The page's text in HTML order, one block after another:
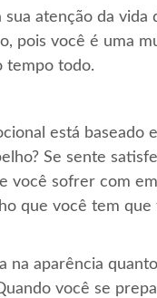
atenção da vida
pois você é uma
tempo todo.
está baseado
Se sente
você sofrer com
que você tem
na aparência
você se